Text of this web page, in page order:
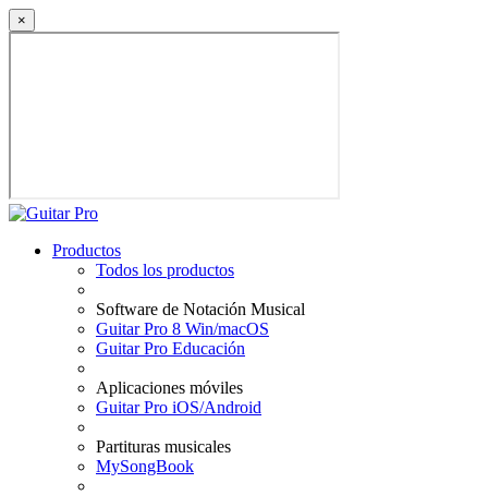
×
Productos
Todos los productos
Software de Notación Musical
Guitar Pro 8 Win/macOS
Guitar Pro Educación
Aplicaciones móviles
Guitar Pro iOS/Android
Partituras musicales
MySongBook